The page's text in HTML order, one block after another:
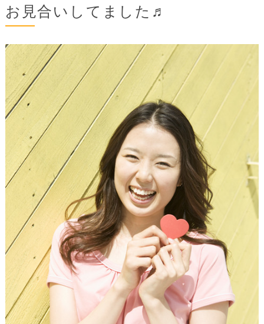
お見合いしてました♬